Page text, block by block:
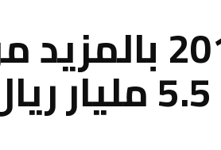
مجموعة كيان